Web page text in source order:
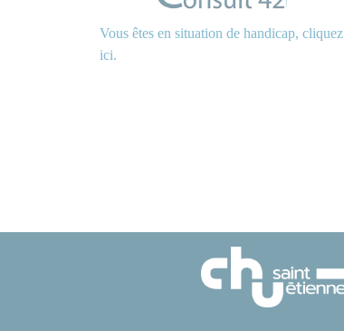
Vous êtes en situation de handicap, cliquez
ici.